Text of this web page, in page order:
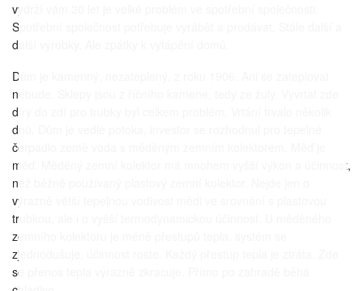
vydrží vám 20 let je velké problém ve spotřební společnosti.
Spotřební společnost potřebuje vyrábět a prodávat. Stále další a
další výrobky. Ale zpátky k vytápění domů.
Dům je kamenný, nezateplený, z roku 1906. Ani se zateplovat
nebude. Sklepy jsou z říčního kamene, tedy ze žuly. Vyvrtat zde
díry do zdí pro trubky byl celkem problém. Vrtání trvalo několik
dnů. Dům je vedle potoka, investor se rozhodnul pro tepelné
čerpadlo země voda s měděným zemním kolektorem. Měď je
měď. Měděný zemní kolektor má mnohem vyšší výkon a účinnost,
než běžně používaný plastový zemní kolektor. Nejde jen o
výrazně větší tepelnou vodivost mědi ve srovnání s plastovou
trubkou, ale i o vyšší termodynamickou účinnost. U měděného
zemního kolektoru je méně přestupů tepla, systém se
zjednodušuje, účinnost roste. Každý přestup tepla je ztráta. Zde
se přenos tepla výrazně zkracuje. Přímo po zahradě běhá